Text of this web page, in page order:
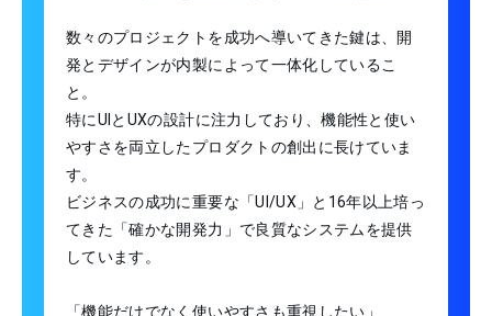
数々のプロジェクトを成功へ導いてきた鍵は、開
発とデザインが内製によって一体化しているこ
と。
特にUIとUXの設計に注力しており、機能性と使い
やすさを両立したプロダクトの創出に長けていま
す。
ビジネスの成功に重要な「UI/UX」と16年以上培っ
てきた「確かな開発力」で良質なシステムを提供
しています。
「機能だけでなく使いやすさも重視したい」